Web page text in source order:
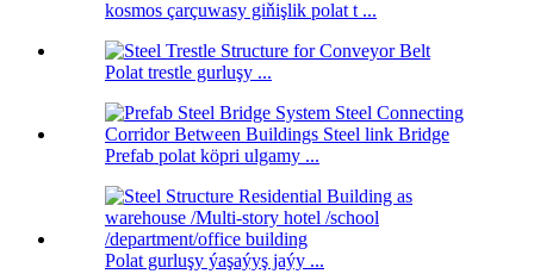
kosmos çarçuwasy giňişlik polat t ...
Polat trestle gurluşy ...
Prefab polat köpri ulgamy ...
Polat gurluşy ýaşaýyş jaýy ...